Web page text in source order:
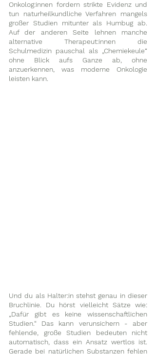
Onkolog:innen fordern strikte Evidenz und
tun naturheilkundliche Verfahren mangels
großer Studien mitunter als Humbug ab.
Auf der anderen Seite lehnen manche
alternative Therapeut:innen die
Schulmedizin pauschal als „Chemiekeule“
ohne Blick aufs Ganze ab, ohne
anzuerkennen, was moderne Onkologie
leisten kann.
Und du als Halter:in stehst genau in dieser
Bruchlinie. Du hörst vielleicht Sätze wie:
„Dafür gibt es keine wissenschaftlichen
Studien.“ Das kann verunsichern - aber
fehlende, große Studien bedeuten nicht
automatisch, dass ein Ansatz wertlos ist.
Gerade bei natürlichen Substanzen fehlen